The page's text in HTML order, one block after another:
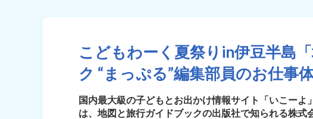
こどもわーく夏祭りin伊豆半島
ク “まっぷる”編集部員のお仕事
国内最大級の子どもとお出かけ情報サイト「いこーよ
は、地図と旅行ガイドブックの出版社で知られる株